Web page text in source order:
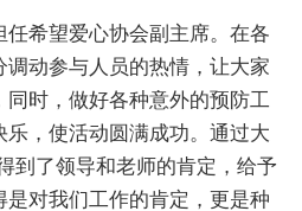
任希望爱心协会副主席。在各
动参与人员的热情，让大家
时，做好各种意外的预防工
，使活动圆满成功。通过大
到了领导和老师的肯定，给予
对我们工作的肯定，更是种